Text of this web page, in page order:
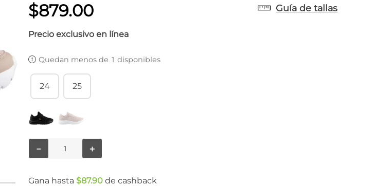
$879.00
Precio exclusivo en línea
Guía de tallas
Quedan menos de 1 disponibles
24 25
＋
－
Gana hasta $87.90 de cashback